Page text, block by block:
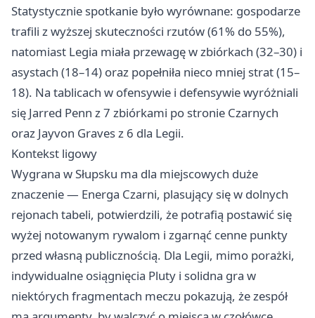
Statystycznie spotkanie było wyrównane: gospodarze
trafili z wyższej skuteczności rzutów (61% do 55%),
natomiast Legia miała przewagę w zbiórkach (32–30) i
asystach (18–14) oraz popełniła nieco mniej strat (15–
18). Na tablicach w ofensywie i defensywie wyróżniali
się Jarred Penn z 7 zbiórkami po stronie Czarnych
oraz Jayvon Graves z 6 dla Legii.
Kontekst ligowy
Wygrana w Słupsku ma dla miejscowych duże
znaczenie — Energa Czarni, plasujący się w dolnych
rejonach tabeli, potwierdzili, że potrafią postawić się
wyżej notowanym rywalom i zgarnąć cenne punkty
przed własną publicznością. Dla Legii, mimo porażki,
indywidualne osiągnięcia Pluty i solidna gra w
niektórych fragmentach meczu pokazują, że zespół